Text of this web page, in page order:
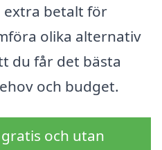
extra betalt för
olika alternativ
du får det bästa
och budget.
och utan